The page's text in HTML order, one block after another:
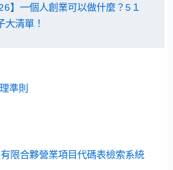
】一個人創業可以做什麼？5１
大清單！
準則
限合夥營業項目代碼表檢索系統